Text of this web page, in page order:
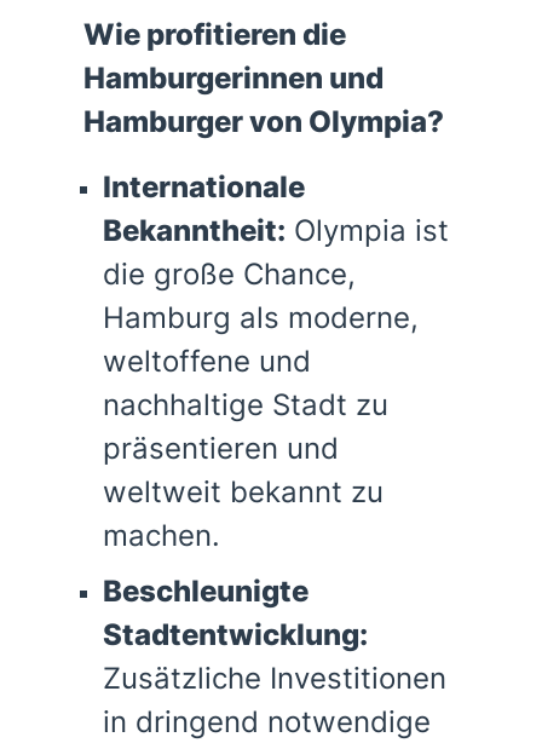
Wie profitieren die
Hamburgerinnen und
Hamburger von Olympia?
Internationale
Bekanntheit: Olympia ist
die große Chance,
Hamburg als moderne,
weltoffene und
nachhaltige Stadt zu
präsentieren und
weltweit bekannt zu
machen.
Beschleunigte
Stadtentwicklung:
Zusätzliche Investitionen
in dringend notwendige